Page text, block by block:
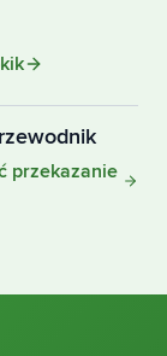
przekazanie